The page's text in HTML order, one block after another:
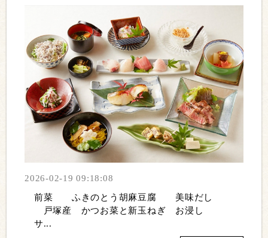
2026-02-19 09:18:08
前菜 ふきのとう胡麻豆腐 美味だし
戸塚産 かつお菜と新玉ねぎ お浸し
サ...